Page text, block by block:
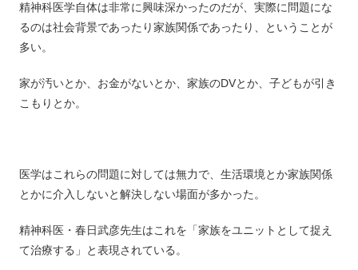
精神科医学自体は非常に興味深かったのだが、実際に問題にな
るのは社会背景であったり家族関係であったり、ということが
多い。
家が汚いとか、お金がないとか、家族のDVとか、子どもが引き
こもりとか。
医学はこれらの問題に対しては無力で、生活環境とか家族関係
とかに介入しないと解決しない場面が多かった。
精神科医・春日武彦先生はこれを「家族をユニットとして捉え
て治療する」と表現されている。